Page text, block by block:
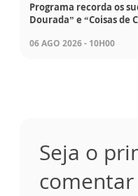
Programa recorda os
Dourada” e “Coisas de
06 AGO 2026 - 10H00
Seja o
comentar